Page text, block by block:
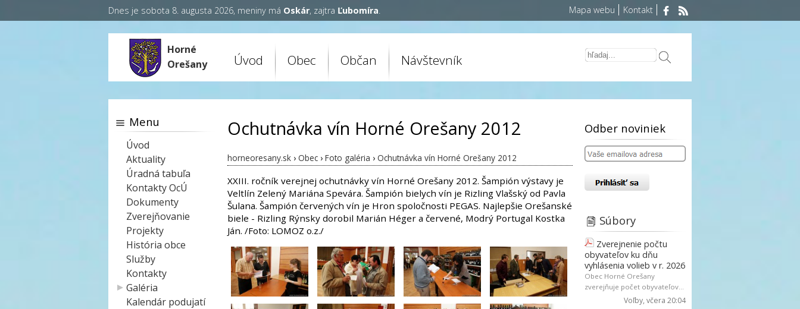
Dnes je sobota 8. augusta 2026, meniny má Oskár, zajtra Ľubomíra. Mapa webu Kontakt
Horné
Orešany
Úvod Obec Občan Návštevník
Ochutnávka vín Horné Orešany 2012
horneoresany.sk › Obec › Foto galéria › Ochutnávka vín Horné Orešany 2012
XXIII. ročník verejnej ochutnávky vín Horné Orešany 2012. Šampión výstavy je
Veltlín Zelený Mariána Spevára. Šampión bielych vín je Rizling Vlašský od Pavla
Šulana. Šampión červených vín je Hron spoločnosti PEGAS. Najlepšie Orešanské
biele - Rizling Rýnsky dorobil Marián Héger a červené, Modrý Portugal Kostka
Ján. /Foto: LOMOZ o.z./
Menu
Úvod
Aktuality
Úradná tabuľa
Kontakty OcÚ
Dokumenty
Zverejňovanie
Projekty
História obce
Služby
Kontakty
Galéria
Kalendár podujatí
Odber noviniek
Súbory
Zverejnenie počtu
obyvateľov ku dňu
vyhlásenia volieb v r. 2026
Obec Horné Orešany
zverejňuje počet obyvateľov...
Voľby, včera 20:04